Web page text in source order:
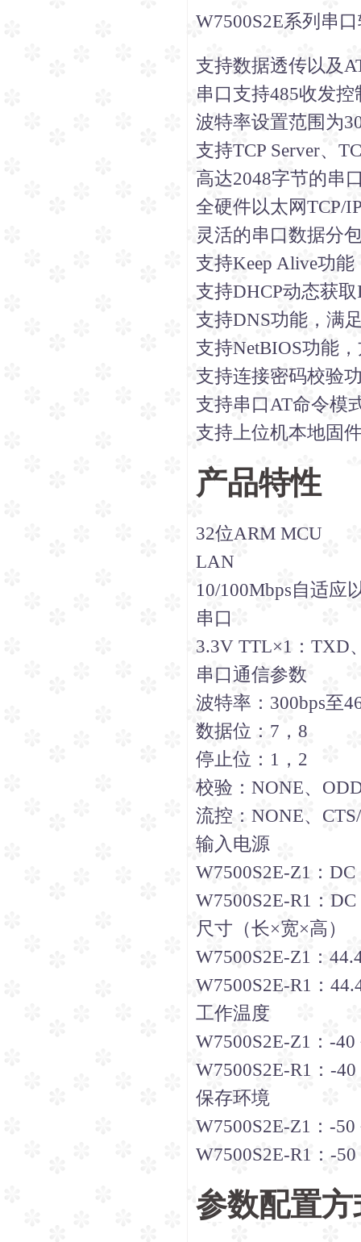
W7500S2E系列串
支持数据透传以及
串口支持485收发控
波特率设置范围为
支持TCP Server、
高达2048字节的串
全硬件以太网TCP/
灵活的串口数据分
支持Keep Alive功
支持DHCP动态获
支持DNS功能，满
支持NetBIOS功能
支持连接密码校验
支持串口AT命令模
支持上位机本地固
产品特性
32位ARM MCU
LAN
10/100Mbps自适应
串口
3.3V TTL×1：TXD
串口通信参数
波特率：300bps至
数据位：7，8
停止位：1，2
校验：NONE、
流控：NONE、
输入电源
W7500S2E-Z1：DC
W7500S2E-R1：
尺寸（长×宽×高）
W7500S2E-Z1：
W7500S2E-R1：
工作温度
W7500S2E-Z1：-
W7500S2E-R1：-
保存环境
W7500S2E-Z1：-
W7500S2E-R1：-
参数配置方